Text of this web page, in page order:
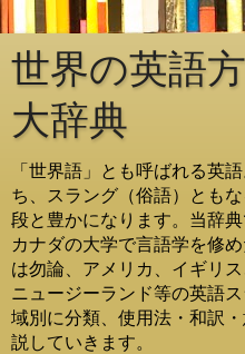
世界の英語
大辞典
「世界語」とも呼ばれる英
ち、スラング（俗語）とも
段と豊かになります。当辞
カナダの大学で言語学を修
は勿論、アメリカ、イギリ
ニュージーランド等の英語
域別に分類、使用法・和訳
説していきます。